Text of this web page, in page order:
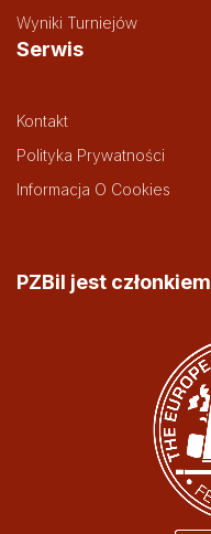
Wyniki Turniejów
Serwis
Kontakt
Polityka Prywatności
Informacja O Cookies
PZBil jest członkiem